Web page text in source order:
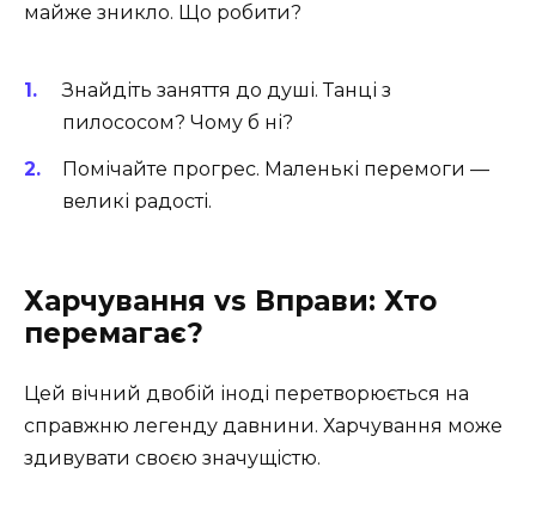
майже зникло. Що робити?
Знайдіть заняття до душі. Танці з
пилососом? Чому б ні?
Помічайте прогрес. Маленькі перемоги —
великі радості.
Харчування vs Вправи: Хто
перемагає?
Цей вічний двобій іноді перетворюється на
справжню легенду давнини. Харчування може
здивувати своєю значущістю.